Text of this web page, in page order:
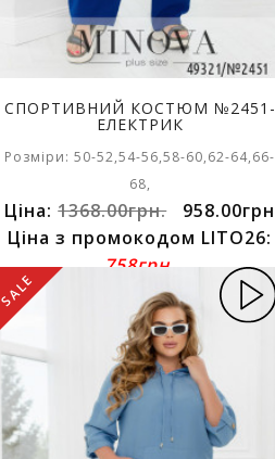
СПОРТИВНИЙ КОСТЮМ №2451-
ЕЛЕКТРИК
Розміри: 50-52,54-56,58-60,62-64,66-
68,
Ціна:1368.00грн.
958.00грн
Ціна з промокодом LITO26:
758грн.
SALE